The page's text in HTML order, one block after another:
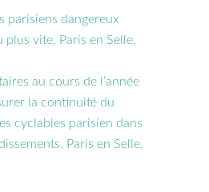
parisiens dangereux
plus vite, Paris en Selle,
au cours de l’année
la continuité du
cyclables parisien dans
Paris en Selle,